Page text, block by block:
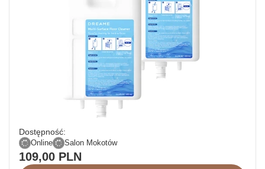
Dostępność:
Online Salon Mokotów
109,00 PLN